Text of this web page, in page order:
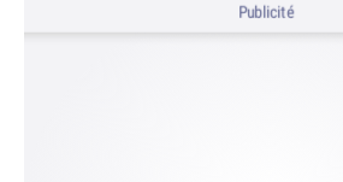
Publicité